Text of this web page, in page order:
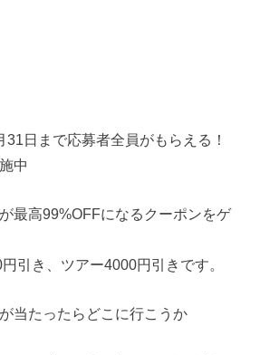
31日まで応募者全員がもらえる！
中
最高99%OFFになるクーポンをゲ
引き、ツアー4000円引きです。
当たったらどこに行こうか